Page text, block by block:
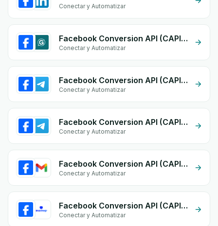
Conectar y Automatizar
Facebook Conversion API (CAPI) + eGrow Chat Widget
Conectar y Automatizar
Facebook Conversion API (CAPI) + Telegram Bot
Conectar y Automatizar
Facebook Conversion API (CAPI) + Telegram
Conectar y Automatizar
Facebook Conversion API (CAPI) + Gmail
Conectar y Automatizar
Facebook Conversion API (CAPI) + Storeep
Conectar y Automatizar